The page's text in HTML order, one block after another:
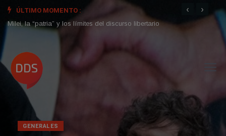
ÚLTIMO MOMENTO :
Milei, la “patria” y los límites del discurso libertario
‹ ›
GENERALES